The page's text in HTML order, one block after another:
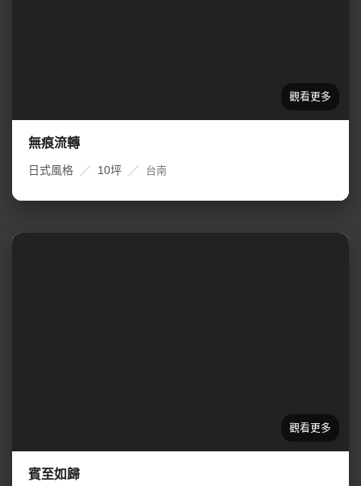
無痕流轉
日式風格 ／ 10坪 ／ 台南
賓至如歸